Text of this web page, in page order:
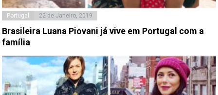
Portugal 22 de Janeiro, 2019
Brasileira Luana Piovani já vive em Portugal com a
família